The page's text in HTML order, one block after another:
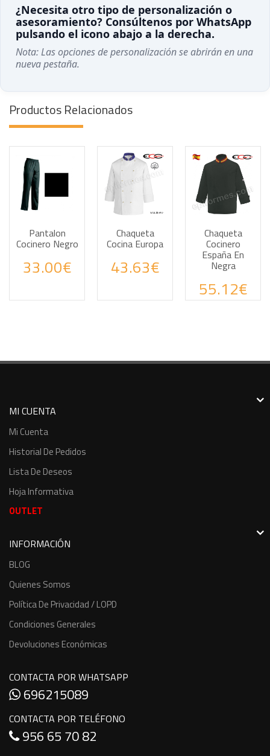
¿Necesita otro tipo de personalización o
asesoramiento? Consúltenos por WhatsApp
pulsando el icono abajo a la derecha.
Nota: Las opciones de personalización se abrirán en una
nueva pestaña.
Productos Relacionados
Pantalon
Cocinero Negro
33.00€
Chaqueta
Cocina Europa
43.63€
Haz tus consultas por WhatsApp
Chaqueta
Cocinero
España En
Negra
55.12€
Haz tus
MI CUENTA
Mi Cuenta
Historial De Pedidos
Lista De Deseos
Hoja Informativa
OUTLET
INFORMACIÓN
BLOG
Quienes Somos
Política De Privacidad / LOPD
Condiciones Generales
Devoluciones Económicas
CONTACTA POR WHATSAPP
696215089
CONTACTA POR TELÉFONO
956 65 70 82